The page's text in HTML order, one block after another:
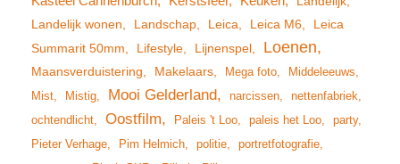
Landelijk wonen
Landschap Leica Leica M6
Leica
Summarit 50mm
Lifestyle Lijnenspel Loenen
Maansverduistering Makelaars Mega foto
Middeleeuws
Mist
Mistig Mooi Gelderland narcissen
nettenfabriek
ochtendlicht
Oostfilm Paleis 't Loo paleis het Loo party
Pieter Verhage Pim Helmich politie
portretfotografie